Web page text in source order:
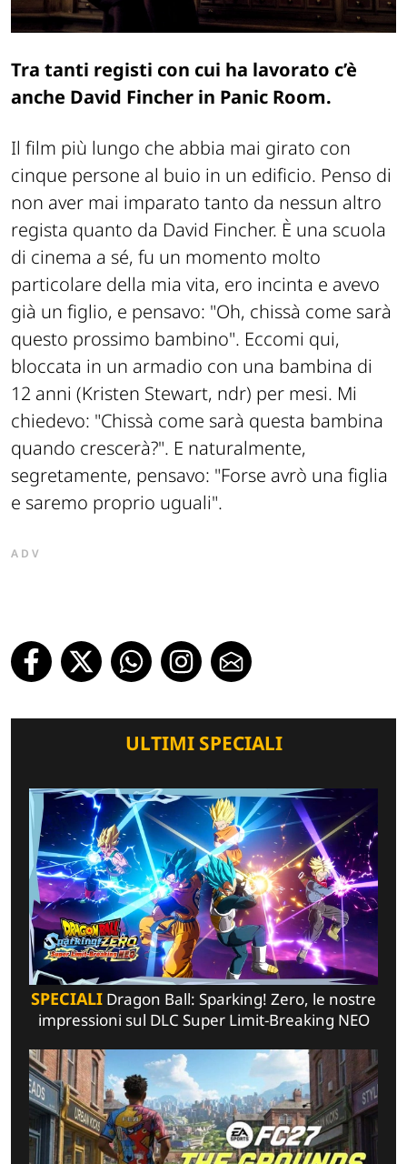
Tra tanti registi con cui ha lavorato c’è
anche David Fincher in Panic Room.
Il film più lungo che abbia mai girato con
cinque persone al buio in un edificio. Penso di
non aver mai imparato tanto da nessun altro
regista quanto da David Fincher. È una scuola
di cinema a sé, fu un momento molto
particolare della mia vita, ero incinta e avevo
già un figlio, e pensavo: "Oh, chissà come sarà
questo prossimo bambino". Eccomi qui,
bloccata in un armadio con una bambina di
12 anni (Kristen Stewart, ndr) per mesi. Mi
chiedevo: "Chissà come sarà questa bambina
quando crescerà?". E naturalmente,
segretamente, pensavo: "Forse avrò una figlia
e saremo proprio uguali".
ADV
ULTIMI SPECIALI
SPECIALI Dragon Ball: Sparking! Zero, le nostre
impressioni sul DLC Super Limit-Breaking NEO